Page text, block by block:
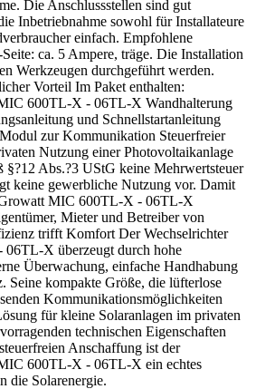
Die Anschlussstellen sind gut
Inbetriebnahme sowohl für Installateure
einfach. Empfohlene
ca. 5 Ampere, träge. Die Installation
Werkzeugen durchgeführt werden.
Vorteil Im Paket enthalten:
600TL-X - 06TL-X Wandhalterung
und Schnellstartanleitung
zur Kommunikation Steuerfreier
Nutzung einer Photovoltaikanlage
§?12 Abs.?3 UStG keine Mehrwertsteuer
keine gewerbliche Nutzung vor. Damit
MIC 600TL-X - 06TL-X
Mieter und Betreiber von
trifft Komfort Der Wechselrichter
X überzeugt durch hohe
Überwachung, einfache Handhabung
Seine kompakte Größe, die lüfterlose
Kommunikationsmöglichkeiten
für kleine Solaranlagen im privaten
technischen Eigenschaften
Anschaffung ist der
600TL-X - 06TL-X ein echtes
die Solarenergie.